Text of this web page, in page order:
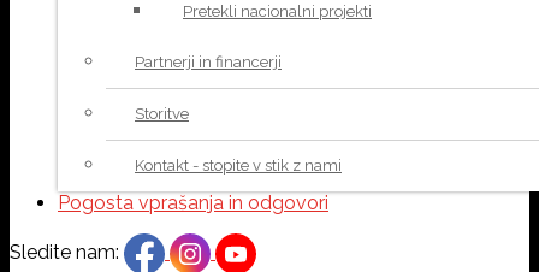
Pretekli nacionalni projekti
Partnerji in financerji
Storitve
Kontakt - stopite v stik z nami
Pogosta vprašanja in odgovori
Sledite nam: